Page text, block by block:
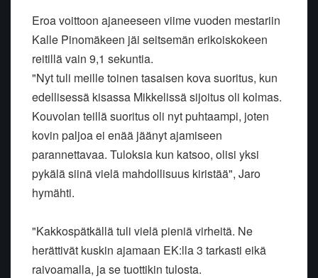
Eroa voittoon ajaneeseen viime vuoden mestariin
Kalle Pinomäkeen jäi seitsemän erikoiskokeen
reitillä vain 9,1 sekuntia.
"Nyt tuli meille toinen tasaisen kova suoritus, kun
edellisessä kisassa Mikkelissä sijoitus oli kolmas.
Kouvolan teillä suoritus oli nyt puhtaampi, joten
kovin paljoa ei enää jäänyt ajamiseen
parannettavaa. Tuloksia kun katsoo, olisi yksi
pykälä siinä vielä mahdollisuus kiristää", Jaro
hymähti.
"Kakkospätkällä tuli vielä pieniä virheitä. Ne
herättivät kuskin ajamaan EK:lla 3 tarkasti eikä
raivoamalla, ja se tuottikin tulosta.